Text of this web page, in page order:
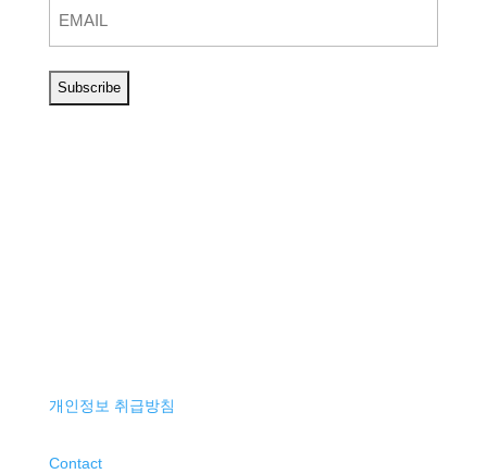
개인정보 취급방침
Contact